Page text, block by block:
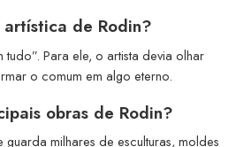
de Rodin?
tudo”. Para ele, o artista devia olhar
o comum em algo eterno.
obras de Rodin?
guarda milhares de esculturas, moldes